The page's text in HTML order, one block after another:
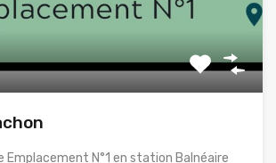
Emplacement N°1 en station Balnéaire